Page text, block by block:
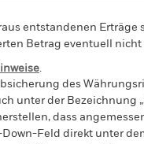
entstandenen
Betrag eventuell nicht
.
des
unter der Bezeichnung
dass
Feld direkt unter